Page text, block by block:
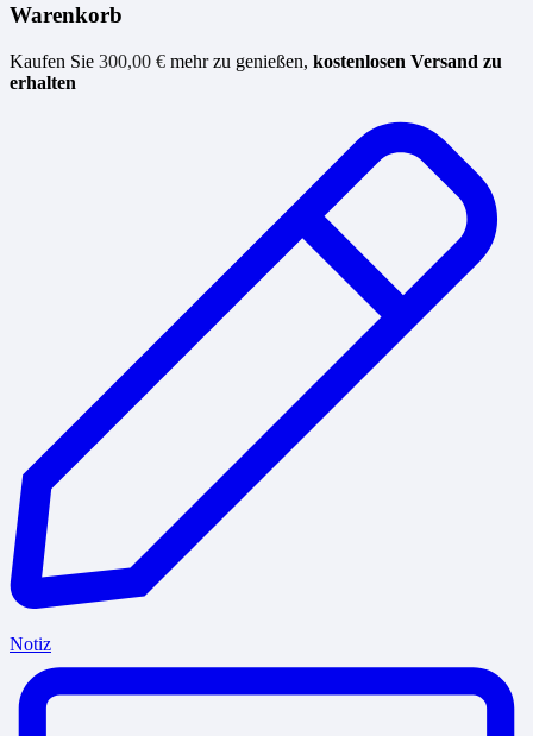
Warenkorb
Kaufen Sie 300,00 € mehr zu genießen, kostenlosen Versand zu
erhalten
Notiz